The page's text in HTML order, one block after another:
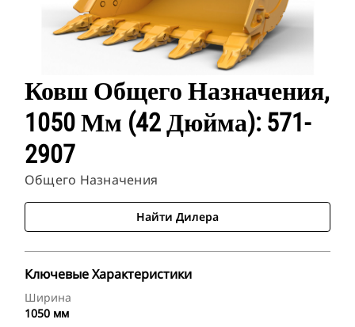
Ковш Общего Назначения,
1050 Мм (42 Дюйма): 571-
2907
Общего Назначения
Найти Дилера
Ключевые Характеристики
Ширина
1050 мм